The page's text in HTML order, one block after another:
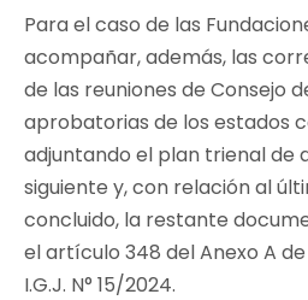
Para el caso de las
acompañar, además, las
de las reuniones de Consejo
aprobatorias de los estados
adjuntando el plan trienal de
siguiente y, con relación al
concluido, la restante
el artículo 348 del Anexo A
I.G.J. N° 15/2024.